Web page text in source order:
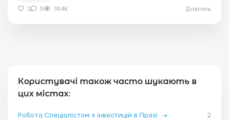
2 5 364K Довгань
Користувачі також часто шукають в
цих містах:
Робота Спеціалістом з інвестицій в Празі → 2